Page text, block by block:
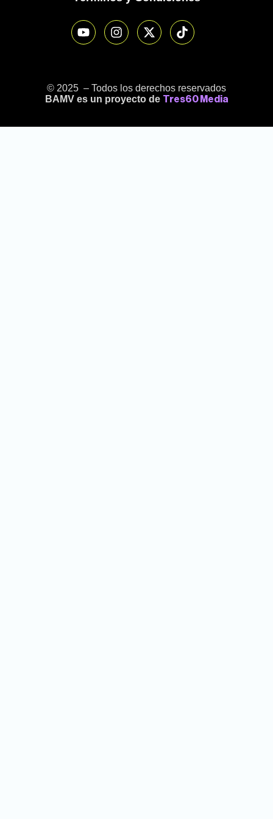
© 2025 – Todos los derechos reservados
BAMV es un proyecto de Tres60 Media